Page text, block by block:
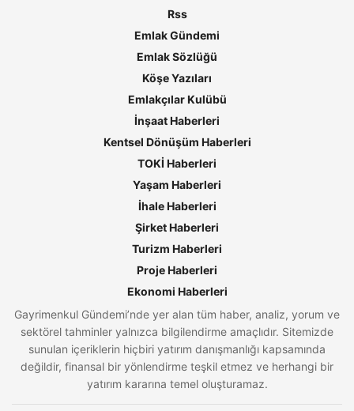
Rss
Emlak Gündemi
Emlak Sözlüğü
Köşe Yazıları
Emlakçılar Kulübü
İnşaat Haberleri
Kentsel Dönüşüm Haberleri
TOKİ Haberleri
Yaşam Haberleri
İhale Haberleri
Şirket Haberleri
Turizm Haberleri
Proje Haberleri
Ekonomi Haberleri
Gayrimenkul Gündemi’nde yer alan tüm haber, analiz, yorum ve
sektörel tahminler yalnızca bilgilendirme amaçlıdır. Sitemizde
sunulan içeriklerin hiçbiri yatırım danışmanlığı kapsamında
değildir, finansal bir yönlendirme teşkil etmez ve herhangi bir
yatırım kararına temel oluşturamaz.